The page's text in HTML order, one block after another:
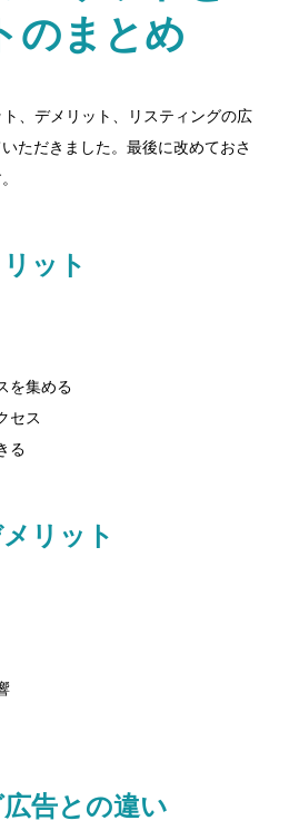
のまとめ
、デメリット、リスティングの広
ただきました。最後に改めておさ
ット
を集める
セス
る
リット
告との違い